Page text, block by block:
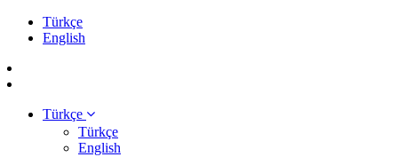
Türkçe
English
Türkçe
Türkçe
English